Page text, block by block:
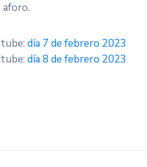
día 7 de febrero 2023
día 8 de febrero 2023